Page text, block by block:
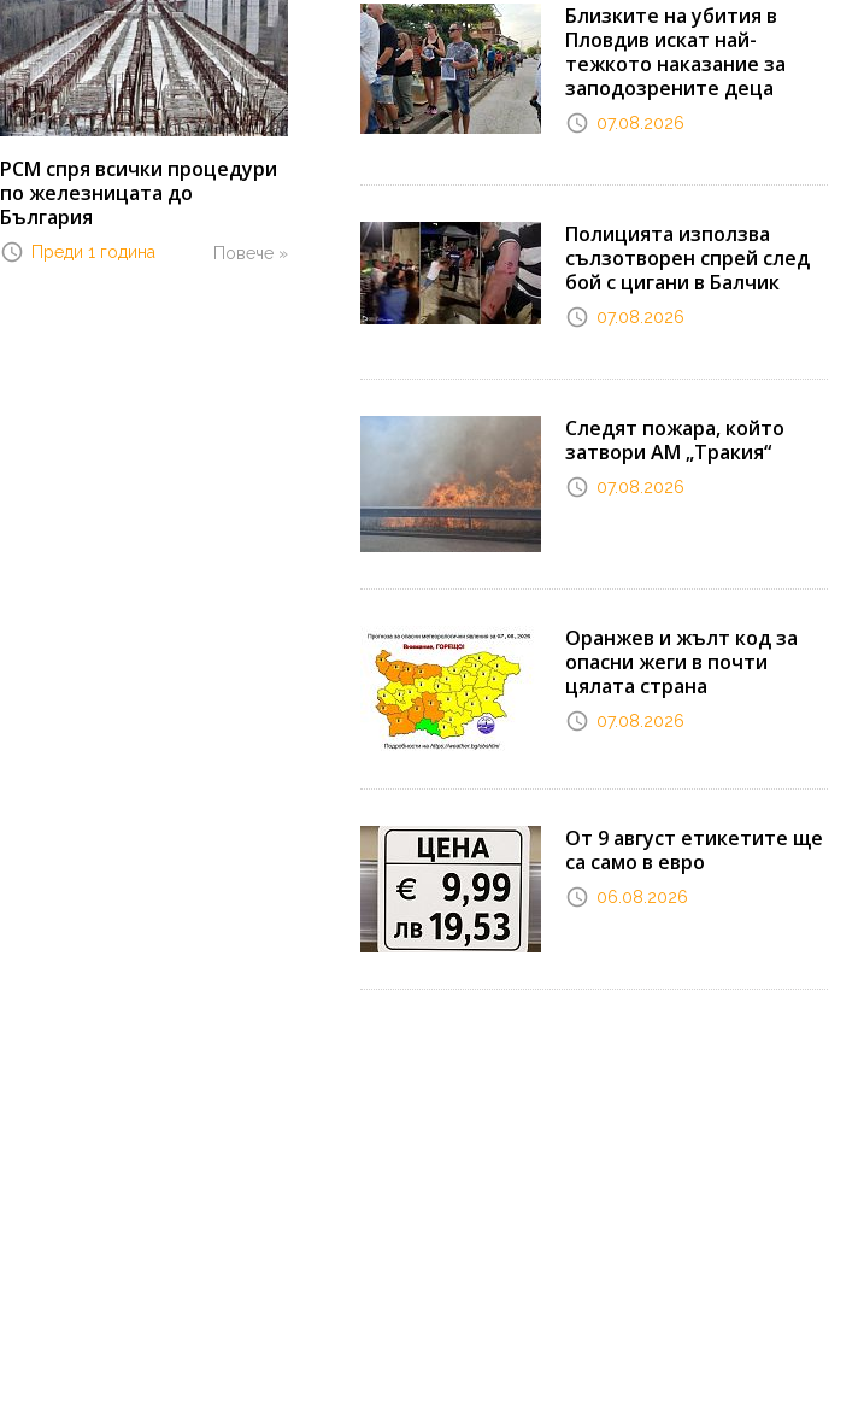
РСМ спря всички процедури
по железницата до
България
Повече »
Преди 1 година
Близките на убития в
Пловдив искат най-
тежкото наказание за
заподозрените деца
07.08.2026
Полицията използва
сълзотворен спрей след
бой с цигани в Балчик
07.08.2026
Следят пожара, който
затвори АМ „Тракия“
07.08.2026
Оранжев и жълт код за
опасни жеги в почти
цялата страна
07.08.2026
От 9 август етикетите ще
са само в евро
06.08.2026